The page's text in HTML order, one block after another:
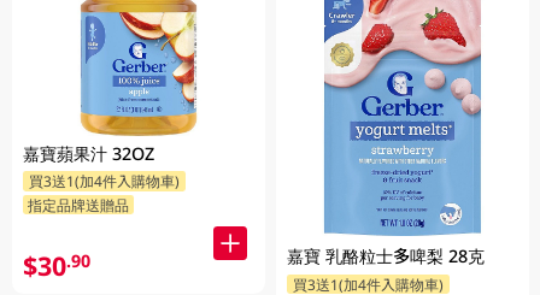
嘉寶蘋果汁 32OZ
買3送1(加4件入購物車)
指定品牌送贈品
$30.90 嘉寶 乳酪粒士多啤梨 28克
買3送1(加4件入購物車)